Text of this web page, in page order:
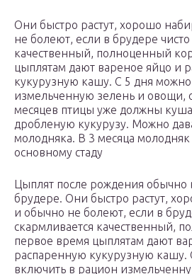
Они быстро растут, хорошо
не болеют, если в брудере
качественный, полноценный
цыплятам дают вареное яйцо и
кукурузную кашу. С 5 дня
измельченную зелень и овощи,
месяцев птицы уже должны
дробленую кукурузу. Можно
молодняка. В 3 месяца молодняк
основному стаду
Цыплят после рождения
брудере. Они быстро растут,
и обычно не болеют, если в
скармливается качественный,
первое время цыплятам дают
распаренную кукурузную кашу.
включить в рацион